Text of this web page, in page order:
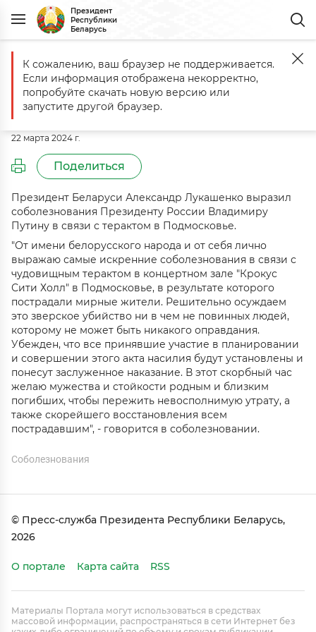
Президент
Республики
Беларусь
Главная События Соболезнование Президенту России
Соболезнование Президенту
России Владимиру Путину
22 марта 2024 г.
Поделиться
Президент Беларуси Александр Лукашенко выразил
соболезнования Президенту России Владимиру
Путину в связи с терактом в Подмосковье.
"От имени белорусского народа и от себя лично
выражаю самые искренние соболезнования в связи с
чудовищным терактом в концертном зале "Крокус
Сити Холл" в Подмосковье, в результате которого
пострадали мирные жители. Решительно осуждаем
это зверское убийство ни в чем не повинных людей,
которому не может быть никакого оправдания.
Убежден, что все принявшие участие в планировании
и совершении этого акта насилия будут установлены и
понесут заслуженное наказание. В этот скорбный час
желаю мужества и стойкости родным и близким
погибших, чтобы пережить невосполнимую утрату, а
также скорейшего восстановления всем
пострадавшим", - говорится в соболезновании.
Соболезнования
© Пресс-служба Президента Республики Беларусь,
2026
О портале Карта сайта RSS
Материалы Портала могут использоваться в средствах
массовой информации, распространяться в сети Интернет без
К сожалению, ваш браузер не поддерживается.
Если информация отображена некорректно,
попробуйте скачать новую версию или
запустите другой браузер.